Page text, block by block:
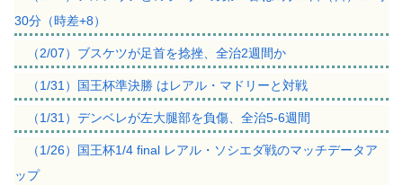
30分（時差+8）
（2/07）ブスケツが足首を捻挫、全治2週間か
（1/31）国王杯準決勝 はレアル・マドリーと対戦
（1/31）デンベレが左大腿部を負傷、全治5-6週間
（1/26）国王杯1/4 final レアル・ソシエダ戦のマッチデータア
ップ